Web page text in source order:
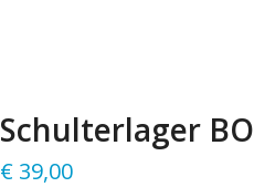
Schulterlager
€ 39,00